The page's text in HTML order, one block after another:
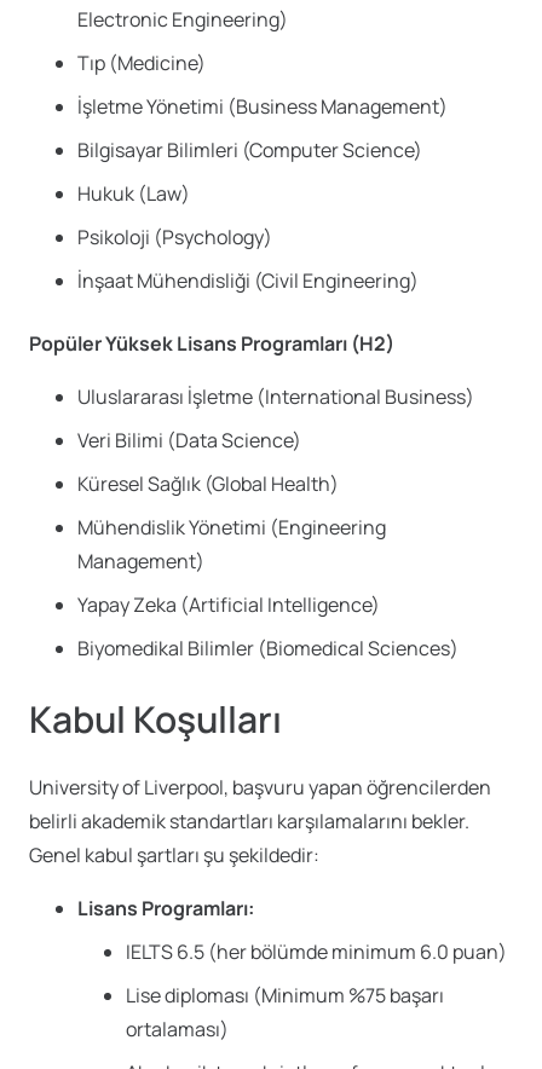
Electronic Engineering)
Tıp (Medicine)
İşletme Yönetimi (Business Management)
Bilgisayar Bilimleri (Computer Science)
Hukuk (Law)
Psikoloji (Psychology)
İnşaat Mühendisliği (Civil Engineering)
Popüler Yüksek Lisans Programları (H2)
Uluslararası İşletme (International Business)
Veri Bilimi (Data Science)
Küresel Sağlık (Global Health)
Mühendislik Yönetimi (Engineering
Management)
Yapay Zeka (Artificial Intelligence)
Biyomedikal Bilimler (Biomedical Sciences)
Kabul Koşulları
University of Liverpool, başvuru yapan öğrencilerden
belirli akademik standartları karşılamalarını bekler.
Genel kabul şartları şu şekildedir:
Lisans Programları:
IELTS 6.5 (her bölümde minimum 6.0 puan)
Lise diploması (Minimum %75 başarı
ortalaması)